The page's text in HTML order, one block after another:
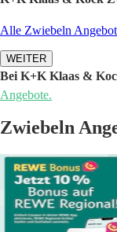
Alle Zwiebeln
WEITER
Bei K+K Klaas &
Angebote.
Zwiebeln